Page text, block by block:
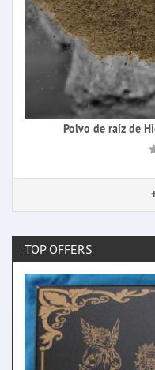
Polvo de raíz de
TOP OFFERS